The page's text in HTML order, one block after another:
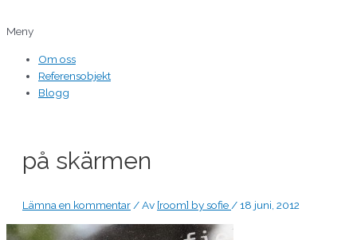
innehåll
Meny
Om oss
Referensobjekt
Blogg
på skärmen
Lämna en kommentar/ Av [room] by sofie/18 juni, 2012